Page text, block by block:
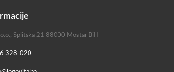
Splitska 21 88000 Mostar BiH
328-020